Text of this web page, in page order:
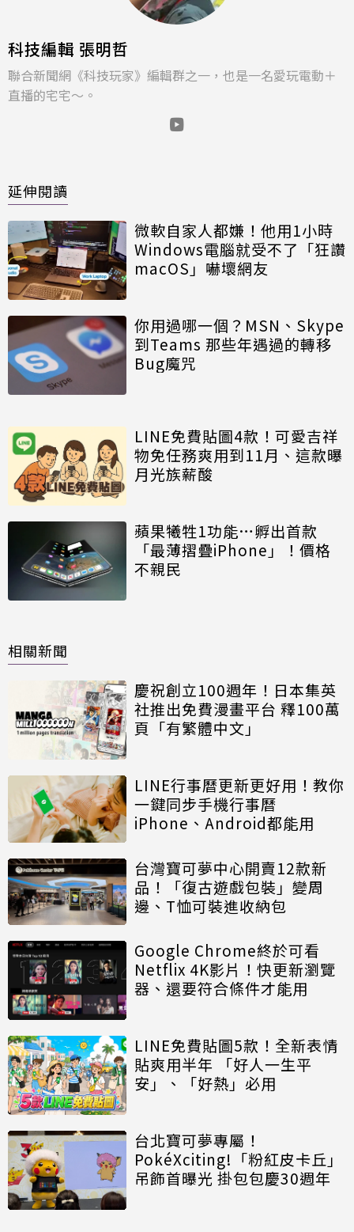
科技編輯 張明哲
聯合新聞網《科技玩家》編輯群之一，也是一名愛玩電動＋
直播的宅宅～。
延伸閱讀
微軟自家人都嫌！他用1小時
Windows電腦就受不了「狂讚
macOS」嚇壞網友
你用過哪一個？MSN、Skype
到Teams 那些年遇過的轉移
Bug魔咒
LINE免費貼圖4款！可愛吉祥
物免任務爽用到11月、這款曝
月光族薪酸
蘋果犧牲1功能…孵出首款
「最薄摺疊iPhone」！價格
不親民
相關新聞
慶祝創立100週年！日本集英
社推出免費漫畫平台 釋100萬
頁「有繁體中文」
LINE行事曆更新更好用！教你
一鍵同步手機行事曆
iPhone、Android都能用
台灣寶可夢中心開賣12款新
品！「復古遊戲包裝」變周
邊、T恤可裝進收納包
Google Chrome終於可看
Netflix 4K影片！快更新瀏覽
器、還要符合條件才能用
LINE免費貼圖5款！全新表情
貼爽用半年 「好人一生平
安」、「好熱」必用
台北寶可夢專屬！
PokéXciting!「粉紅皮卡丘」
吊飾首曝光 掛包包慶30週年